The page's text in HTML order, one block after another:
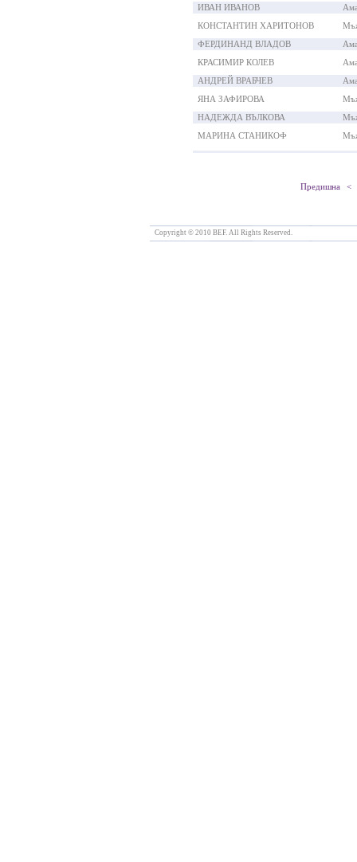
ИВАН ИВАНОВ
КОНСТАНТИН ХАРИТОНОВ
ФЕРДИНАНД ВЛАДОВ
КРАСИМИР КОЛЕВ
АНДРЕЙ ВРАБЧЕВ
ЯНА ЗАФИРОВА
НАДЕЖДА ВЪЛКОВА
МАРИНА СТАНИКОФ
Предишна <
Copyright © 2010 BEF. All Rights Reserved.